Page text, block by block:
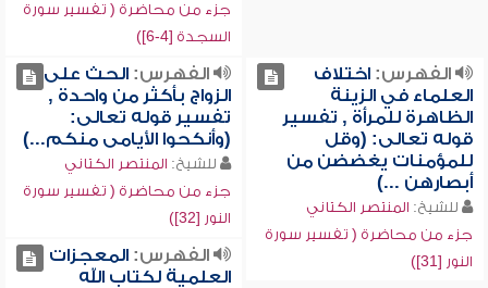
جزء من محاضرة ( تفسير سورة
السجدة [4-6])
الفهرس:اختلاف
العلماء في الزينة
الظاهرة للمرأة , تفسير
قوله تعالى: (وقل
للمؤمنات يغضضن من
أبصارهن ...)
للشيخ: المنتصر الكتاني
جزء من محاضرة ( تفسير سورة
النور [31])
الفهرس:الحث على
الزواج بأكثر من واحدة ,
تفسير قوله تعالى:
(وأنكحوا الأيامى منكم...)
للشيخ: المنتصر الكتاني
جزء من محاضرة ( تفسير سورة
النور [32])
الفهرس:المعجزات
العلمية لكتاب الله